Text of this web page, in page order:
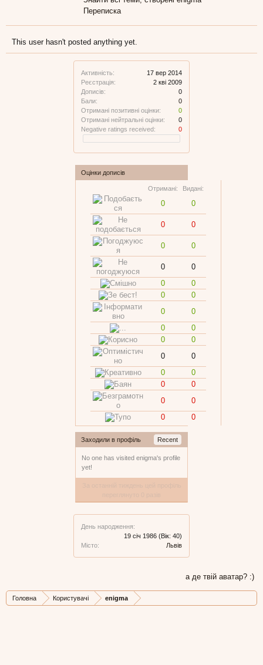
Активність:
17 вер 2014
Реєстрація:
2 кві 2009
Дописів:
0
Бали:
0
Отримані позитивні оцінки:
0
Отримані нейтральні оцінки:
0
Negative ratings received:
0
Оцінки дописів
Отримані: Видані:
0 0
0 0
0 0
0
0
0
0
0
0
0
0
0
0
0
0
0
0
0
0
0
0
0
0
0
0
Заходили в профіль Recent
No one has visited enigma's profile
yet!
День народження:
19 січ 1986 (Вік: 40)
Місто:
Львів
Переписка
This user hasn't posted anything yet.
а де твій аватар? :)
Головна Користувачі enigma